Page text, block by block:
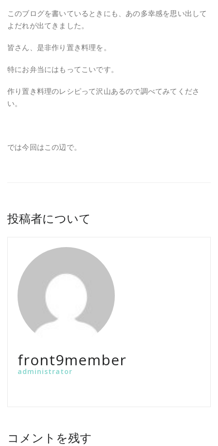
このブログを書いているときにも、あの多幸感を思い出して
よだれが出てきました。
皆さん、是非作り置き料理を。
特にお弁当にはもってこいです。
作り置き料理のレシピって沢山あるので調べてみてくださ
い。
では今回はこの辺で。
投稿者について
front9member
administrator
コメントを残す